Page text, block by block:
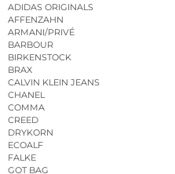
ADIDAS ORIGINALS
AFFENZAHN
ARMANI/PRIVÉ
BARBOUR
BIRKENSTOCK
BRAX
CALVIN KLEIN JEANS
CHANEL
COMMA
CREED
DRYKORN
ECOALF
FALKE
GOT BAG